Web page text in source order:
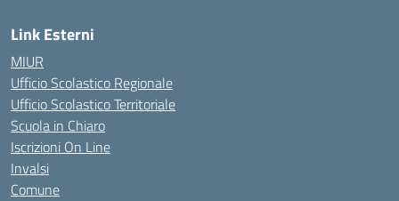
Link Esterni
MIUR
Ufficio Scolastico Regionale
Ufficio Scolastico Territoriale
Scuola in Chiaro
Iscrizioni On Line
Invalsi
Comune